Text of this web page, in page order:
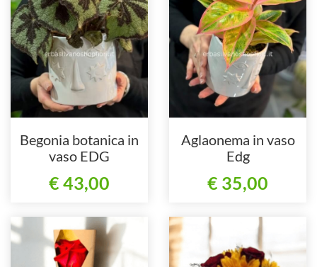
Begonia botanica in
vaso EDG
€ 43,00
Aglaonema in vaso
Edg
€ 35,00